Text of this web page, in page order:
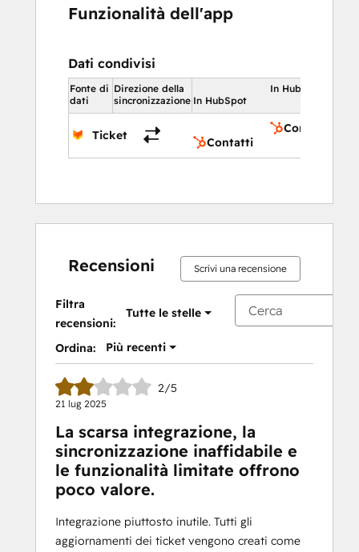
Funzionalità dell'app
Dati condivisi
Fonte di
dati
Direzione della
sincronizzazione
In HubSpot
In HubSpot
Ticket
Contatti
Contatti
Recensioni Scrivi una recensione
Filtra
recensioni:
Tutte le stelle
Ordina: Più recenti
2/5
21 lug 2025
La scarsa integrazione, la
sincronizzazione inaffidabile e
le funzionalità limitate offrono
poco valore.
Integrazione piuttosto inutile. Tutti gli
aggiornamenti dei ticket vengono creati come